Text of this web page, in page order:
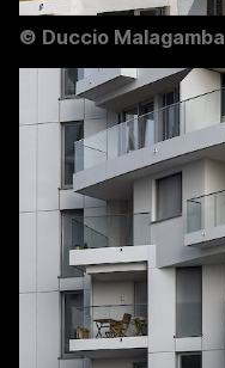
© Duccio Malagamba